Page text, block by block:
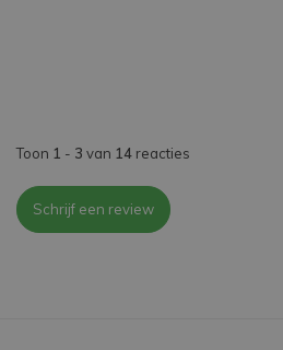
Toon 1 - 3 van 14 reacties
Schrijf een review